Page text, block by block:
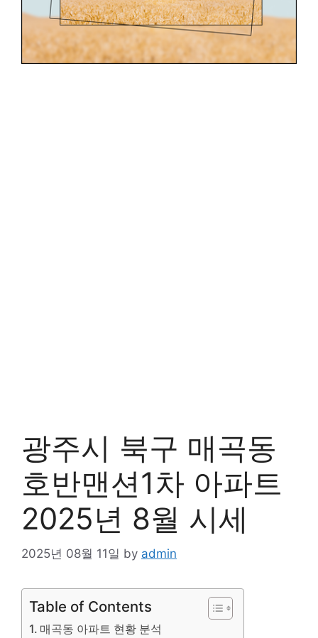
광주시 북구 매곡동
호반맨션1차 아파트
2025년 8월 시세
2025년 08월 11일 by admin
Table of Contents
매곡동 아파트 현황 분석